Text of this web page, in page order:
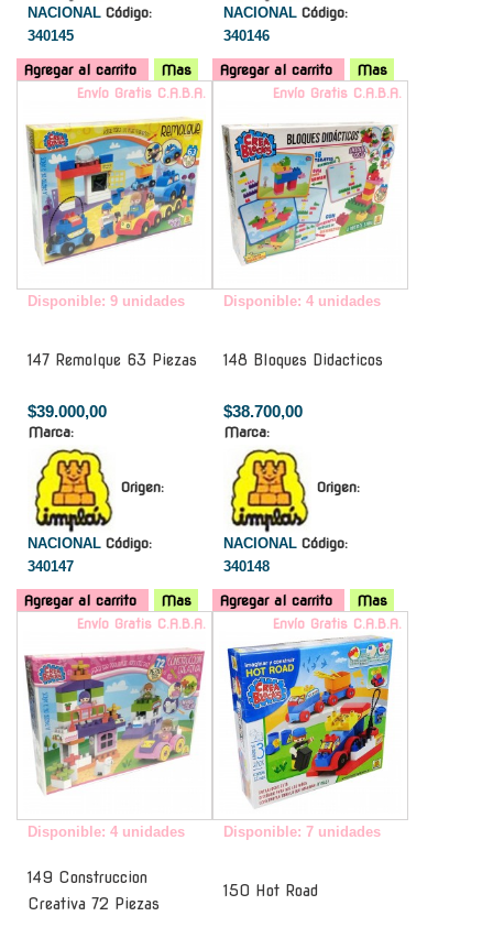
NACIONAL Código:
340145
Agregar al carrito Mas
NACIONAL Código:
340146
Agregar al carrito
Mas
Envío Gratis C.A.B.A.
Disponible: 9 unidades
147 Remolque 63 Piezas
$39.000,00
Marca:
Origen:
NACIONAL Código:
340147
Agregar al carrito Mas
Envío Gratis C.A.B.A.
Disponible: 4 unidades
148 Bloques Didacticos
$38.700,00
Marca:
Origen:
NACIONAL Código:
340148
Agregar al carrito
Mas
Envío Gratis C.A.B.A.
Disponible: 4 unidades
149 Construccion
Creativa 72 Piezas
Envío Gratis C.A.B.A.
Disponible: 7 unidades
150 Hot Road